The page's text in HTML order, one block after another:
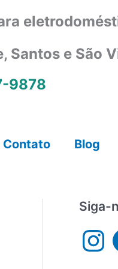
Santos e São
9878
Contato Blog
Siga-
n
s
a
c